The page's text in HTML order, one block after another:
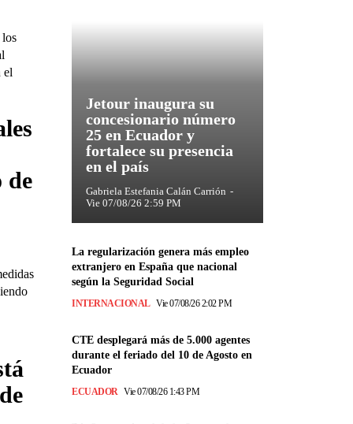
el
de
Jetour inaugura su
concesionario número
25 en Ecuador y
fortalece su presencia
en el país
Gabriela Estefania Calán Carrión -
Vie 07/08/26 2:59 PM
La regularización genera más empleo
extranjero en España que nacional
según la Seguridad Social
INTERNACIONAL Vie 07/08/26 2:02 PM
CTE desplegará más de 5.000 agentes
durante el feriado del 10 de Agosto en
Ecuador
ECUADOR Vie 07/08/26 1:43 PM